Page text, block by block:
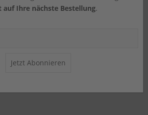
auf Ihre nächste Bestellung.
Jetzt Abonnieren